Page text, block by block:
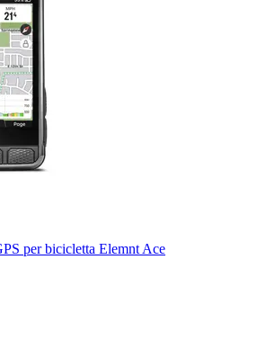
per bicicletta Elemnt Ace